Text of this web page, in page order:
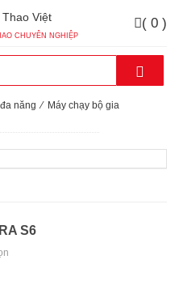
CHUYÊN NGHIỆP
( 0 )
năng ⁄ Máy chạy bộ gia
S6